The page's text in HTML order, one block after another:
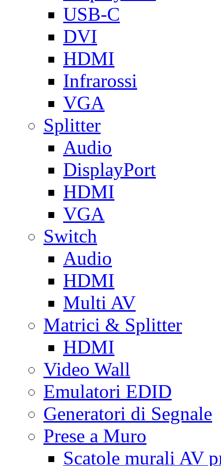
USB-C
DVI
HDMI
Infrarossi
VGA
Splitter
Audio
DisplayPort
HDMI
VGA
Switch
Audio
HDMI
Multi AV
Matrici & Splitter
HDMI
Video Wall
Emulatori EDID
Generatori di Segnale
Prese a Muro
Scatole murali AV